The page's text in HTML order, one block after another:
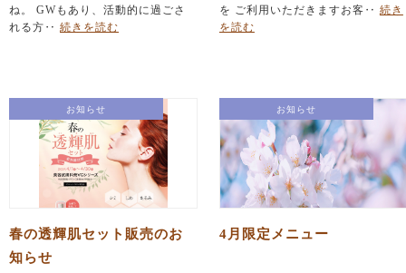
ね。 GWもあり、活動的に過ごさ
れる方‥ 続きを読む
を ご利用いただきますお客‥ 続き
を読む
お知らせ
春の透輝肌セット販売のお
知らせ
お知らせ
4月限定メニュー